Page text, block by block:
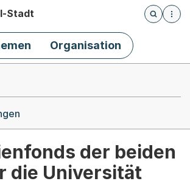
Stadt
Öffnet
Organisation
der beiden
die Universität